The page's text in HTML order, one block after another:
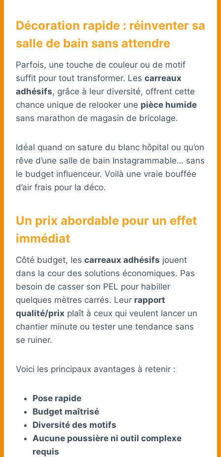
Décoration rapide : réinventer sa
salle de bain sans attendre
Parfois, une touche de couleur ou de motif
suffit pour tout transformer. Les carreaux
adhésifs, grâce à leur diversité, offrent cette
chance unique de relooker une pièce humide
sans marathon de magasin de bricolage.
Idéal quand on sature du blanc hôpital ou qu’on
rêve d’une salle de bain Instagrammable… sans
le budget influenceur. Voilà une vraie bouffée
d’air frais pour la déco.
Un prix abordable pour un effet
immédiat
Côté budget, les carreaux adhésifs jouent
dans la cour des solutions économiques. Pas
besoin de casser son PEL pour habiller
quelques mètres carrés. Leur rapport
qualité/prix plaît à ceux qui veulent lancer un
chantier minute ou tester une tendance sans
se ruiner.
Voici les principaux avantages à retenir :
Pose rapide
Budget maîtrisé
Diversité des motifs
Aucune poussière ni outil complexe
requis